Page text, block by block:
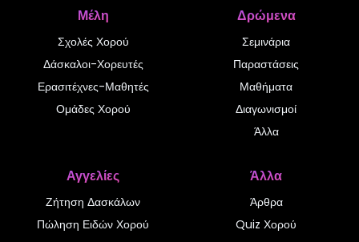
Μέλη
Σχολές Χορού
Δάσκαλοι-Χορευτές
Ερασιτέχνες-Μαθητές
Ομάδες Χορού
Δρώμενα
Σεμινάρια
Παραστάσεις
Μαθήματα
Διαγωνισμοί
Άλλα
Αγγελίες
Ζήτηση Δασκάλων
Πώληση Ειδών Χορού
Άλλα
Άρθρα
Quiz Χορού